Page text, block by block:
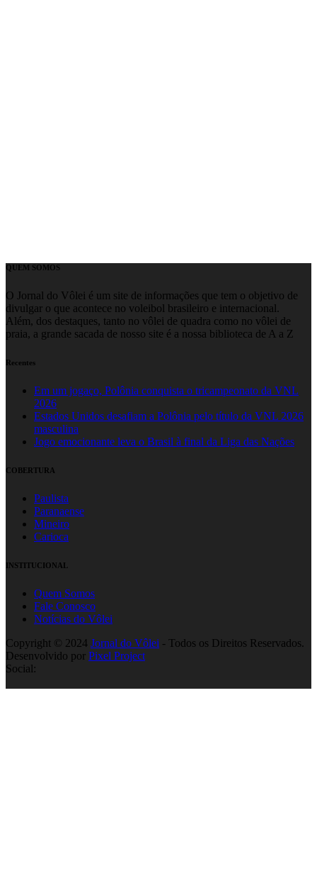
QUEM SOMOS
O Jornal do Vôlei é um site de informações que tem o objetivo de
divulgar o que acontece no voleibol brasileiro e internacional.
Além, dos destaques, tanto no vôlei de quadra como no vôlei de
praia, a grande sacada de nosso site é a nossa biblioteca de A a Z
Recentes
Em um jogaço, Polônia conquista o tricampeonato da VNL
2026
Estados Unidos desafiam a Polônia pelo título da VNL 2026
masculina
Jogo emocionante leva o Brasil à final da Liga das Nações
COBERTURA
Paulista
Paranaense
Mineiro
Carioca
INSTITUCIONAL
Quem Somos
Fale Conosco
Notícias do Vôlei
Copyright © 2024 Jornal do Vôlei - Todos os Direitos Reservados.
Desenvolvido por Pixel Project
Social: